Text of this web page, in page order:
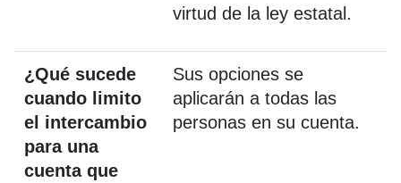
virtud de la ley estatal.
¿Qué sucede
cuando limito
el intercambio
para una
cuenta que
Sus opciones se
aplicarán a todas las
personas en su cuenta.